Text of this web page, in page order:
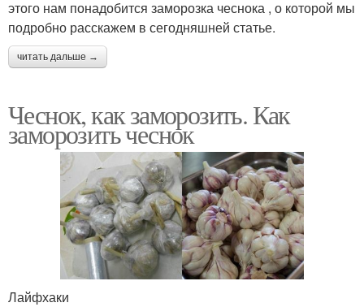
этого нам понадобится заморозка чеснока , о которой мы
подробно расскажем в сегодняшней статье.
читать дальше →
Чеснок, как заморозить. Как
заморозить чеснок
Лайфхаки